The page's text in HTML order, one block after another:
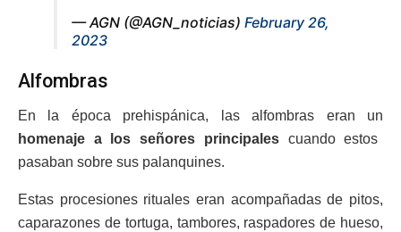
— AGN (@AGN_noticias) February 26,
2023
Alfombras
En la época prehispánica, las alfombras eran un
homenaje a los señores principalescuando estos
pasaban sobre sus palanquines.
Estas procesiones rituales eran acompañadas de pitos,
caparazones de tortuga, tambores, raspadores de hueso,